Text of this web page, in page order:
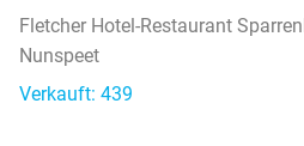
Fletcher Hotel-Restaurant
Nunspeet
Verkauft: 439